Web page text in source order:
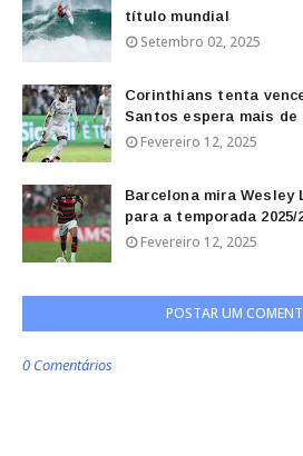
título mundial
Setembro 02, 2025
Corinthians tenta
Santos espera mais de
Fevereiro 12, 2025
Barcelona mira Wesley
para a temporada 2025/
Fevereiro 12, 2025
POSTAR UM
0 Comentários